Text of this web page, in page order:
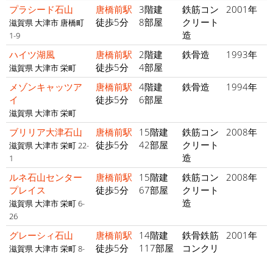
プラシード石山
滋賀県 大津市 唐橋町
1-9
唐橋前駅
徒歩5分
3階建
8部屋
鉄筋コン
クリート
造
2001年
ハイツ湖風
滋賀県 大津市 栄町
唐橋前駅
徒歩5分
2階建
4部屋
鉄骨造 1993年
メゾンキャッツア
イ
滋賀県 大津市 栄町
唐橋前駅
徒歩5分
4階建
6部屋
鉄骨造 1994年
ブリリア大津石山
滋賀県 大津市 栄町 22-
1
唐橋前駅
徒歩5分
15階建
42部屋
鉄筋コン
クリート
造
2008年
ルネ石山センター
プレイス
滋賀県 大津市 栄町 6-
26
唐橋前駅
徒歩5分
15階建
67部屋
鉄筋コン
クリート
造
2008年
グレーシィ石山
滋賀県 大津市 栄町 8-
唐橋前駅
徒歩5分
14階建
117部屋
鉄骨鉄筋
コンクリ
2001年